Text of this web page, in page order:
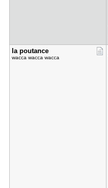
la poutanc​e
wacca wacca wacca